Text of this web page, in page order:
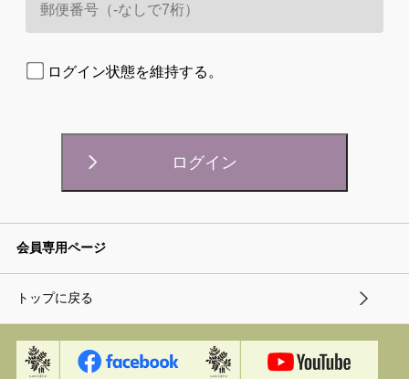
ログイン状態を維持する。
会員専用ページ
トップに戻る